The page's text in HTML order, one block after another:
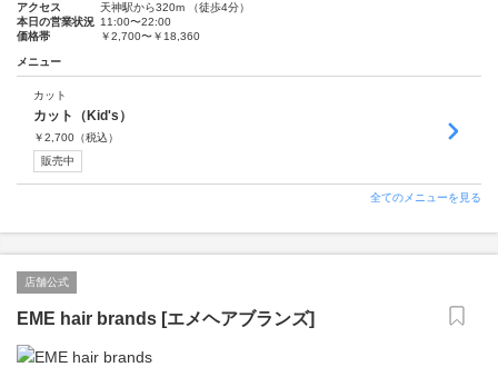
アクセス
天神駅から320m （徒歩4分）
本日の営業状況 11:00〜22:00
価格帯
￥2,700〜￥18,360
メニュー
カット
カット（Kid's）
￥2,700 （税込）
販売中
全てのメニューを見る
店舗公式
EME hair brands [エメヘアブランズ]